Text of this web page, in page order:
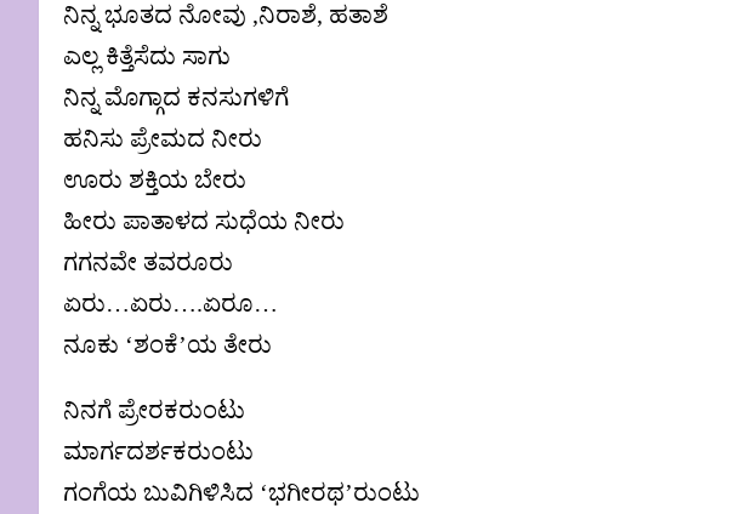
ನಿನ್ನ ಭೂತದ ನೋವು ,ನಿರಾಶೆ, ಹತಾಶೆ
ಎಲ್ಲ ಕಿತ್ತೆಸೆದು ಸಾಗು
ನಿನ್ನ ಮೊಗ್ಗಾದ ಕನಸುಗಳಿಗೆ
ಹನಿಸು ಪ್ರೇಮದ ನೀರು
ಊರು ಶಕ್ತಿಯ ಬೇರು
ಹೀರು ಪಾತಾಳದ ಸುಧೆಯ ನೀರು
ಗಗನವೇ ತವರೂರು
ಏರು…ಏರು….ಏರೂ…
ನೂಕು ‘ಶಂಕೆ’ಯ ತೇರು
ನಿನಗೆ ಪ್ರೇರಕರುಂಟು
ಮಾರ್ಗದರ್ಶಕರುಂಟು
ಗಂಗೆಯ ಬುವಿಗಿಳಿಸಿದ ‘ಭಗೀರಥ’ರುಂಟು